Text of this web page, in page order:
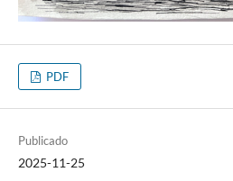
PDF
Publicado
2025-11-25